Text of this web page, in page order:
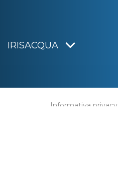
IRISACQUA
Informativa privacy